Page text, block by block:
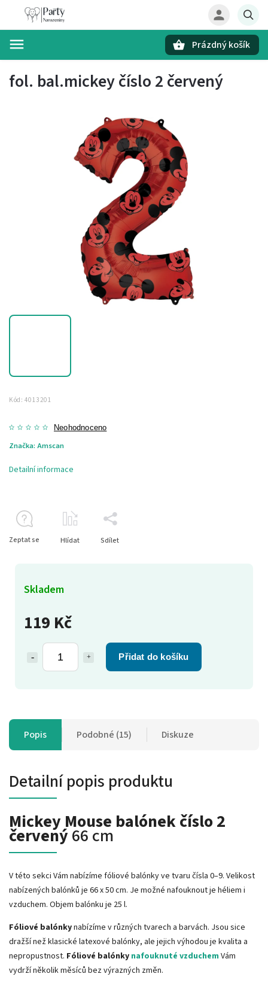
Prázdný košík
fol. bal.mickey číslo 2 červený
Kód: 4013201
Neohodnoceno
Značka: Amscan
119 Kč
Přidat do košíku
Skladem
Detailní informace
Zeptat se Hlídat Sdílet
Popis Podobné (15) Diskuze
Detailní popis produktu
Mickey Mouse balónek číslo 2
červený 66 cm
V této sekci Vám nabízíme fóliové balónky ve tvaru čísla 0–9. Velikost
nabízených balónků je 66 x 50 cm. Je možné nafouknout je héliem i
vzduchem. Objem balónku je 25 l.
Fóliové balónkynabízíme v různých tvarech a barvách. Jsou sice
dražší než klasické latexové balónky, ale jejich výhodou je kvalita a
nepropustnost. Fóliové balónky nafouknuté vzduchem Vám
vydrží několik měsíců bez výrazných změn.